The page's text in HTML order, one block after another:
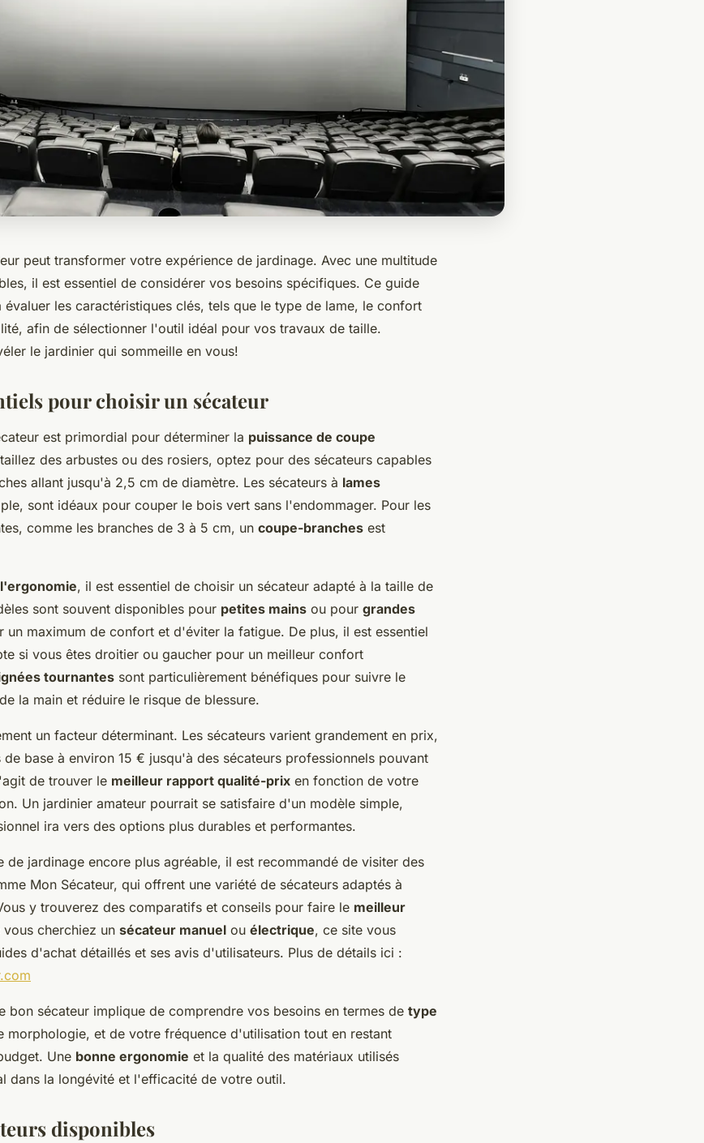
peut transformer votre expérience de jardinage. Avec une multitude
il est essentiel de considérer vos besoins spécifiques. Ce guide
évaluer les caractéristiques clés, tels que le type de lame, le confort
afin de sélectionner l'outil idéal pour vos travaux de taille.
le jardinier qui sommeille en vous!
pour choisir un sécateur
est primordial pour déterminer la puissance de coupe
des arbustes ou des rosiers, optez pour des sécateurs capables
allant jusqu'à 2,5 cm de diamètre. Les sécateurs à lames
sont idéaux pour couper le bois vert sans l'endommager. Pour les
comme les branches de 3 à 5 cm, un coupe-branches est
l'ergonomie, il est essentiel de choisir un sécateur adapté à la taille de
sont souvent disponibles pour petites mains ou pour grandes
un maximum de confort et d'éviter la fatigue. De plus, il est essentiel
si vous êtes droitier ou gaucher pour un meilleur confort
tournantes sont particulièrement bénéfiques pour suivre le
la main et réduire le risque de blessure.
un facteur déterminant. Les sécateurs varient grandement en prix,
base à environ 15 € jusqu'à des sécateurs professionnels pouvant
de trouver le meilleur rapport qualité-prix en fonction de votre
Un jardinier amateur pourrait se satisfaire d'un modèle simple,
ira vers des options plus durables et performantes.
de jardinage encore plus agréable, il est recommandé de visiter des
Mon Sécateur, qui offrent une variété de sécateurs adaptés à
y trouverez des comparatifs et conseils pour faire le meilleur
vous cherchiez un sécateur manuel ou électrique, ce site vous
d'achat détaillés et ses avis d'utilisateurs. Plus de détails ici :
bon sécateur implique de comprendre vos besoins en termes de type
morphologie, et de votre fréquence d'utilisation tout en restant
Une bonne ergonomie et la qualité des matériaux utilisés
dans la longévité et l'efficacité de votre outil.
disponibles